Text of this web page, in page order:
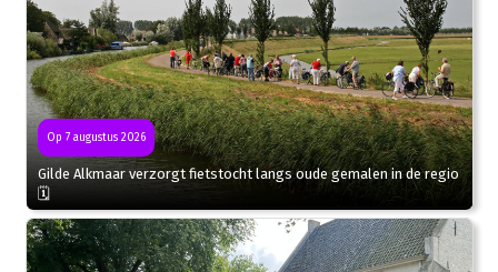
Op 7 augustus 2026
Gilde Alkmaar verzorgt fietstocht langs oude gemalen in de regio
🗓